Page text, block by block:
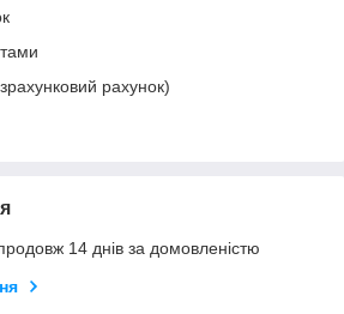
рахунок)
14 днів за домовленістю